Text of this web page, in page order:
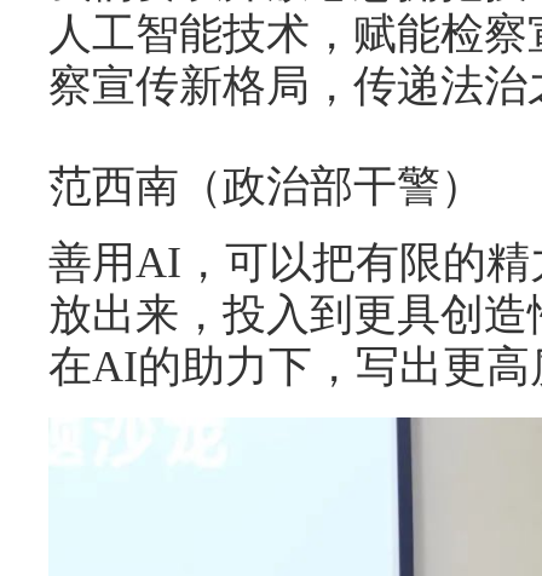
人工智能技术，赋能检
察宣传新格局，传递法治
范西南（政治部干警）
善用AI，可以把有限的
放出来，投入到更具创
在AI的助力下，写出更